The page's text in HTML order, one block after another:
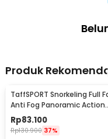
Rincian yang Anda
1 x MOJOY Kacamata
View Diving Mask - M17
Produk
TaffSPORT Snorkeling Full
Anti Fog Panoramic Action
Cam L/XL - M2068G
Rp83.100
Rp130.900 37%